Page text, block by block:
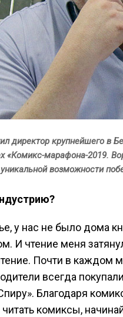
директор крупнейшего в
марафона-2019.
возможности
у нас не было дома
И чтение меня
Почти в каждом
всегда
Благодаря
комиксы,